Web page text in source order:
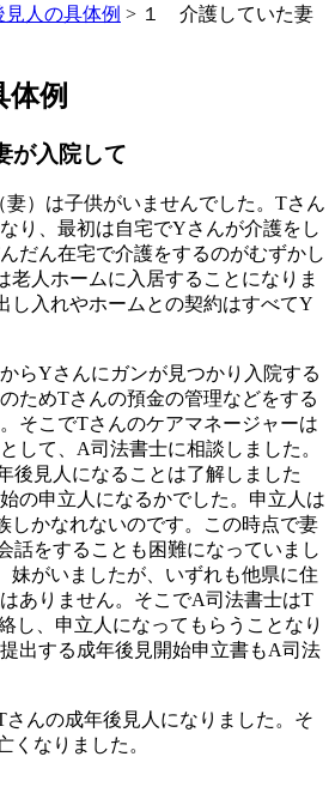
見人の具体例 > １ 介護していた妻
体例
が入院して
）は子供がいませんでした。Tさん
り、最初は自宅でYさんが介護をし
だん在宅で介護をするのがむずかし
老人ホームに入居することになりま
し入れやホームとの契約はすべてY
らYさんにガンが見つかり入院する
ためTさんの預金の管理などをする
そこでTさんのケアマネージャーは
して、A司法書士に相談しました。
後見人になることは了解しました
の申立人になるかでした。申立人は
しかなれないのです。この時点で妻
話をすることも困難になっていまし
妹がいましたが、いずれも他県に住
ありません。そこでA司法書士はT
し、申立人になってもらうことなり
出する成年後見開始申立書もA司法
んの成年後見人になりました。そ
くなりました。